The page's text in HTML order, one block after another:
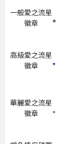
一般愛之流星
徽章
高級愛之流星
徽章
華麗愛之流星
徽章